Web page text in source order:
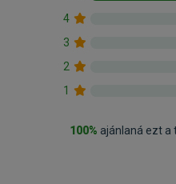
4
3
2
1
100% ajánlaná ezt a